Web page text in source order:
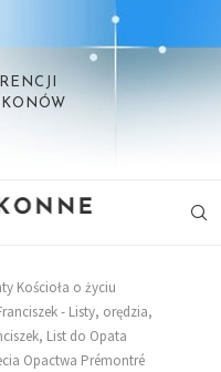
Kościoła o życiu
- Listy, orędzia,
List do Opata
Opactwa Prémontré